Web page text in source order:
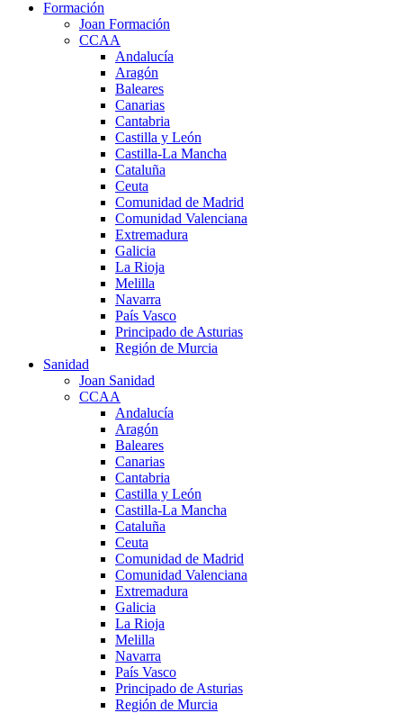
Formación
Joan Formación
CCAA
Andalucía
Aragón
Baleares
Canarias
Cantabria
Castilla y León
Castilla-La Mancha
Cataluña
Ceuta
Comunidad de Madrid
Comunidad Valenciana
Extremadura
Galicia
La Rioja
Melilla
Navarra
País Vasco
Principado de Asturias
Región de Murcia
Sanidad
Joan Sanidad
CCAA
Andalucía
Aragón
Baleares
Canarias
Cantabria
Castilla y León
Castilla-La Mancha
Cataluña
Ceuta
Comunidad de Madrid
Comunidad Valenciana
Extremadura
Galicia
La Rioja
Melilla
Navarra
País Vasco
Principado de Asturias
Región de Murcia